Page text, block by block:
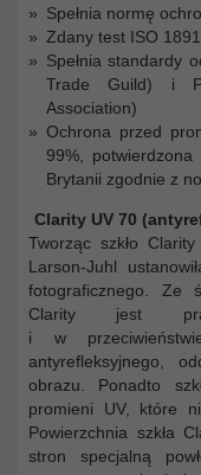
Spełnia normę
Zdany test ISO
Spełnia standardy
Trade Guild) i
Association)
Ochrona przed
99%,
Brytanii zgodnie z
Clarity UV 70
Tworząc szkło
Larson-Juhl
fotograficznego. Ze
Clarity jest
i w
antyrefleksyjnego,
obrazu. Ponadto
promieni UV, które
Powierzchnia szkła
stron specjalną